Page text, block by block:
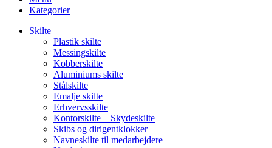
Kategorier
Skilte
Plastik skilte
Messingskilte
Kobberskilte
Aluminiums skilte
Stålskilte
Emalje skilte
Erhvervsskilte
Kontorskilte – Skydeskilte
Skibs og dirigentklokker
Navneskilte til medarbejdere